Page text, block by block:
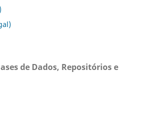
de Dados, Repositórios e